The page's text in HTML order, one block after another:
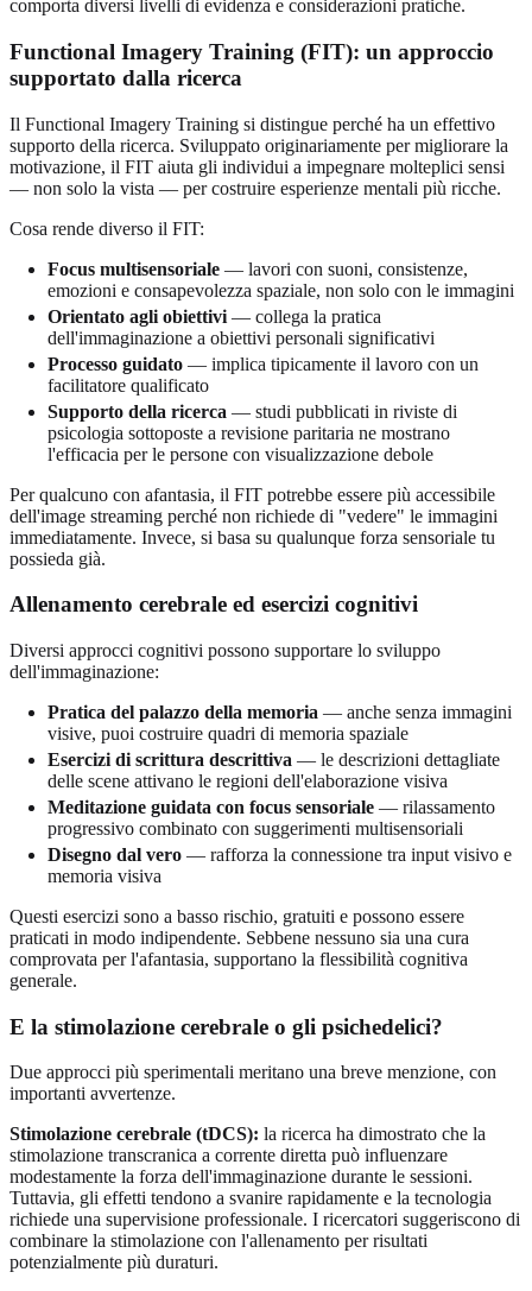
comporta diversi livelli di evidenza e considerazioni pratiche.
Functional Imagery Training (FIT): un approccio
supportato dalla ricerca
Il Functional Imagery Training si distingue perché ha un effettivo
supporto della ricerca. Sviluppato originariamente per migliorare la
motivazione, il FIT aiuta gli individui a impegnare molteplici sensi
— non solo la vista — per costruire esperienze mentali più ricche.
Cosa rende diverso il FIT:
Focus multisensoriale — lavori con suoni, consistenze,
emozioni e consapevolezza spaziale, non solo con le immagini
Orientato agli obiettivi — collega la pratica
dell'immaginazione a obiettivi personali significativi
Processo guidato — implica tipicamente il lavoro con un
facilitatore qualificato
Supporto della ricerca — studi pubblicati in riviste di
psicologia sottoposte a revisione paritaria ne mostrano
l'efficacia per le persone con visualizzazione debole
Per qualcuno con afantasia, il FIT potrebbe essere più accessibile
dell'image streaming perché non richiede di "vedere" le immagini
immediatamente. Invece, si basa su qualunque forza sensoriale tu
possieda già.
Allenamento cerebrale ed esercizi cognitivi
Diversi approcci cognitivi possono supportare lo sviluppo
dell'immaginazione:
Pratica del palazzo della memoria — anche senza immagini
visive, puoi costruire quadri di memoria spaziale
Esercizi di scrittura descrittiva — le descrizioni dettagliate
delle scene attivano le regioni dell'elaborazione visiva
Meditazione guidata con focus sensoriale — rilassamento
progressivo combinato con suggerimenti multisensoriali
Disegno dal vero — rafforza la connessione tra input visivo e
memoria visiva
Questi esercizi sono a basso rischio, gratuiti e possono essere
praticati in modo indipendente. Sebbene nessuno sia una cura
comprovata per l'afantasia, supportano la flessibilità cognitiva
generale.
E la stimolazione cerebrale o gli psichedelici?
Due approcci più sperimentali meritano una breve menzione, con
importanti avvertenze.
Stimolazione cerebrale (tDCS): la ricerca ha dimostrato che la
stimolazione transcranica a corrente diretta può influenzare
modestamente la forza dell'immaginazione durante le sessioni.
Tuttavia, gli effetti tendono a svanire rapidamente e la tecnologia
richiede una supervisione professionale. I ricercatori suggeriscono di
combinare la stimolazione con l'allenamento per risultati
potenzialmente più duraturi.